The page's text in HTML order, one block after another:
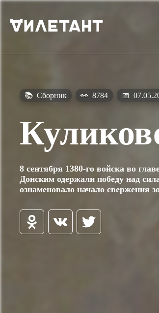
📚 Сборник 👀 8784 📅
8 сентября 1380-го войска во
Донским одержали победу над
ознаменовало начало свержения